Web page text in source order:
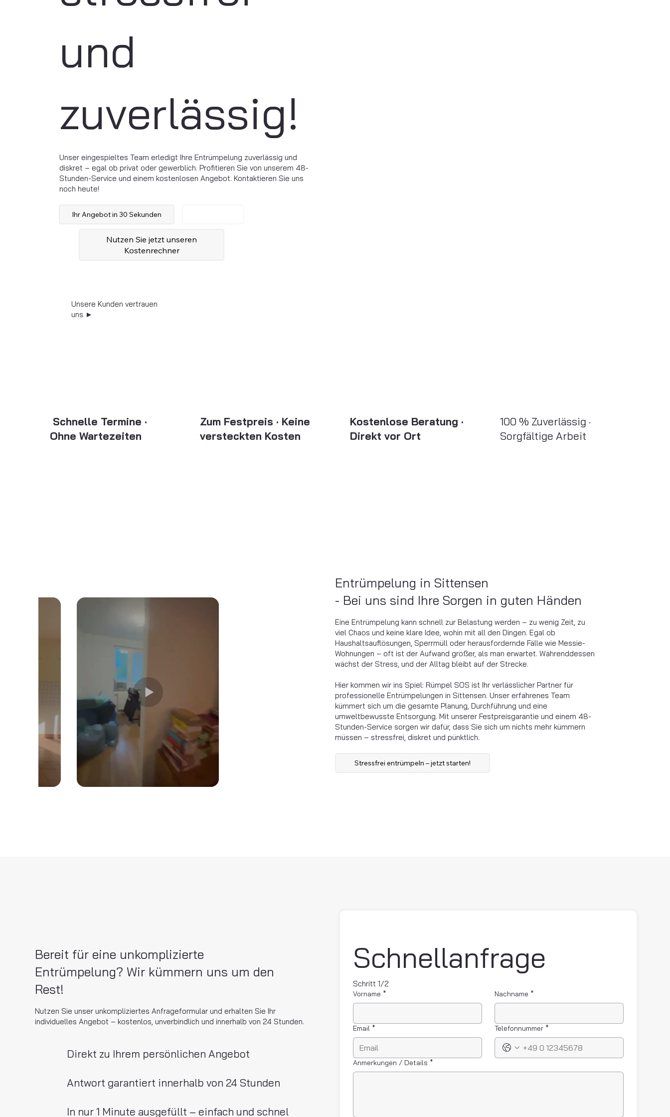
und
zuverlässig!
Unser eingespieltes Team erledigt Ihre Entrümpelung zuverlässig und
diskret – egal ob privat oder gewerblich. Profitieren Sie von unserem 48-
Stunden-Service und einem kostenlosen Angebot. Kontaktieren Sie uns
noch heute!
Ihr Angebot in 30 Sekunden
Nutzen Sie jetzt unseren
Kostenrechner
Unsere Kunden vertrauen
uns ►
Schnelle Termine ·
Ohne Wartezeiten
Zum Festpreis · Keine
versteckten Kosten
Kostenlose Beratung ·
Direkt vor Ort
100 % Zuverlässig ·
Sorgfältige Arbeit
Entrümpelung in Sittensen
- Bei uns sind Ihre Sorgen in guten Händen
Eine Entrümpelung kann schnell zur Belastung werden – zu wenig Zeit, zu
viel Chaos und keine klare Idee, wohin mit all den Dingen. Egal ob
Haushaltsauflösungen, Sperrmüll oder herausfordernde Fälle wie Messie-
Wohnungen – oft ist der Aufwand größer, als man erwartet. Währenddessen
wächst der Stress, und der Alltag bleibt auf der Strecke.
Hier kommen wir ins Spiel: Rümpel SOS ist Ihr verlässlicher Partner für
professionelle Entrümpelungen in Sittensen. Unser erfahrenes Team
kümmert sich um die gesamte Planung, Durchführung und eine
umweltbewusste Entsorgung. Mit unserer Festpreisgarantie und einem 48-
Stunden-Service sorgen wir dafür, dass Sie sich um nichts mehr kümmern
müssen – stressfrei, diskret und pünktlich.
Stressfrei entrümpeln – jetzt starten!
Bereit für eine unkomplizierte
Entrümpelung? Wir kümmern uns um den
Rest!
Nutzen Sie unser unkompliziertes Anfrageformular und erhalten Sie Ihr
individuelles Angebot – kostenlos, unverbindlich und innerhalb von 24 Stunden.
Direkt zu Ihrem persönlichen Angebot
Antwort garantiert innerhalb von 24 Stunden
In nur 1 Minute ausgefüllt – einfach und schnel
Schritt 1/2
Vorname * Nachname *
Email * Telefonnummer *
Anmerkungen / Details *